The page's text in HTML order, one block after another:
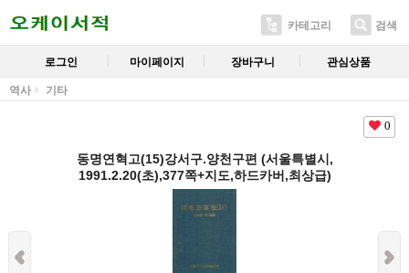
카테고리 검색
로그인 마이페이지 장바구니 관심상품
역사 기타
0
동명연혁고(15)강서구.양천구편 (서울특별시,
1991.2.20(초),377쪽+지도,하드카버,최상급)